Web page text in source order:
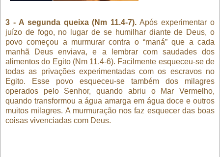
3 - A segunda queixa (Nm 11.4-7). Após experimentar o
juízo de fogo, no lugar de se humilhar diante de Deus, o
povo começou a murmurar contra o “maná” que a cada
manhã Deus enviava, e a lembrar com saudades dos
alimentos do Egito (Nm 11.4-6). Facilmente esqueceu-se de
todas as privações experimentadas com os escravos no
Egito. Esse povo esqueceu-se também dos milagres
operados pelo Senhor, quando abriu o Mar Vermelho,
quando transformou a água amarga em água doce e outros
muitos milagres. A murmuração nos faz esquecer das boas
coisas vivenciadas com Deus.